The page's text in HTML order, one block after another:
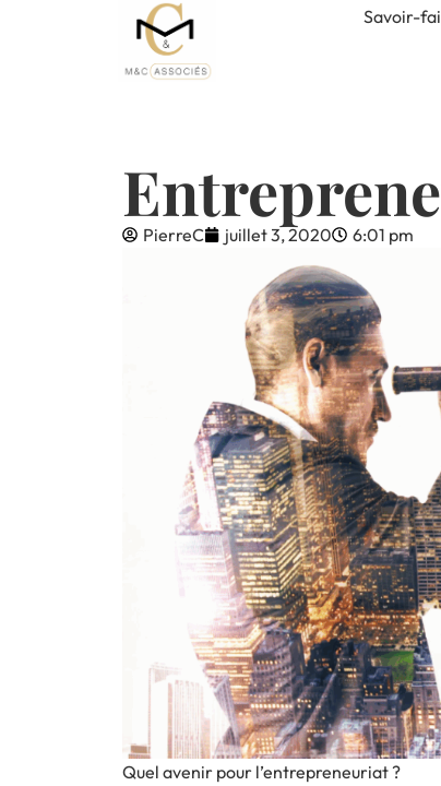
Savoir-
PierreC juillet 3, 2020 6:01 pm
Quel avenir pour l’entrepreneuriat ?